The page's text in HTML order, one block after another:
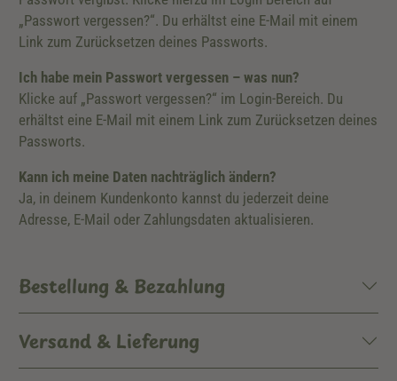
„Passwort vergessen?“. Du erhältst eine E-Mail mit einem
Link zum Zurücksetzen deines Passworts.
Ich habe mein Passwort vergessen – was nun?
Klicke auf „Passwort vergessen?“ im Login-Bereich. Du
erhältst eine E-Mail mit einem Link zum Zurücksetzen deines
Passworts.
Kann ich meine Daten nachträglich ändern?
Ja, in deinem Kundenkonto kannst du jederzeit deine
Adresse, E-Mail oder Zahlungsdaten aktualisieren.
Bestellung & Bezahlung
Versand & Lieferung